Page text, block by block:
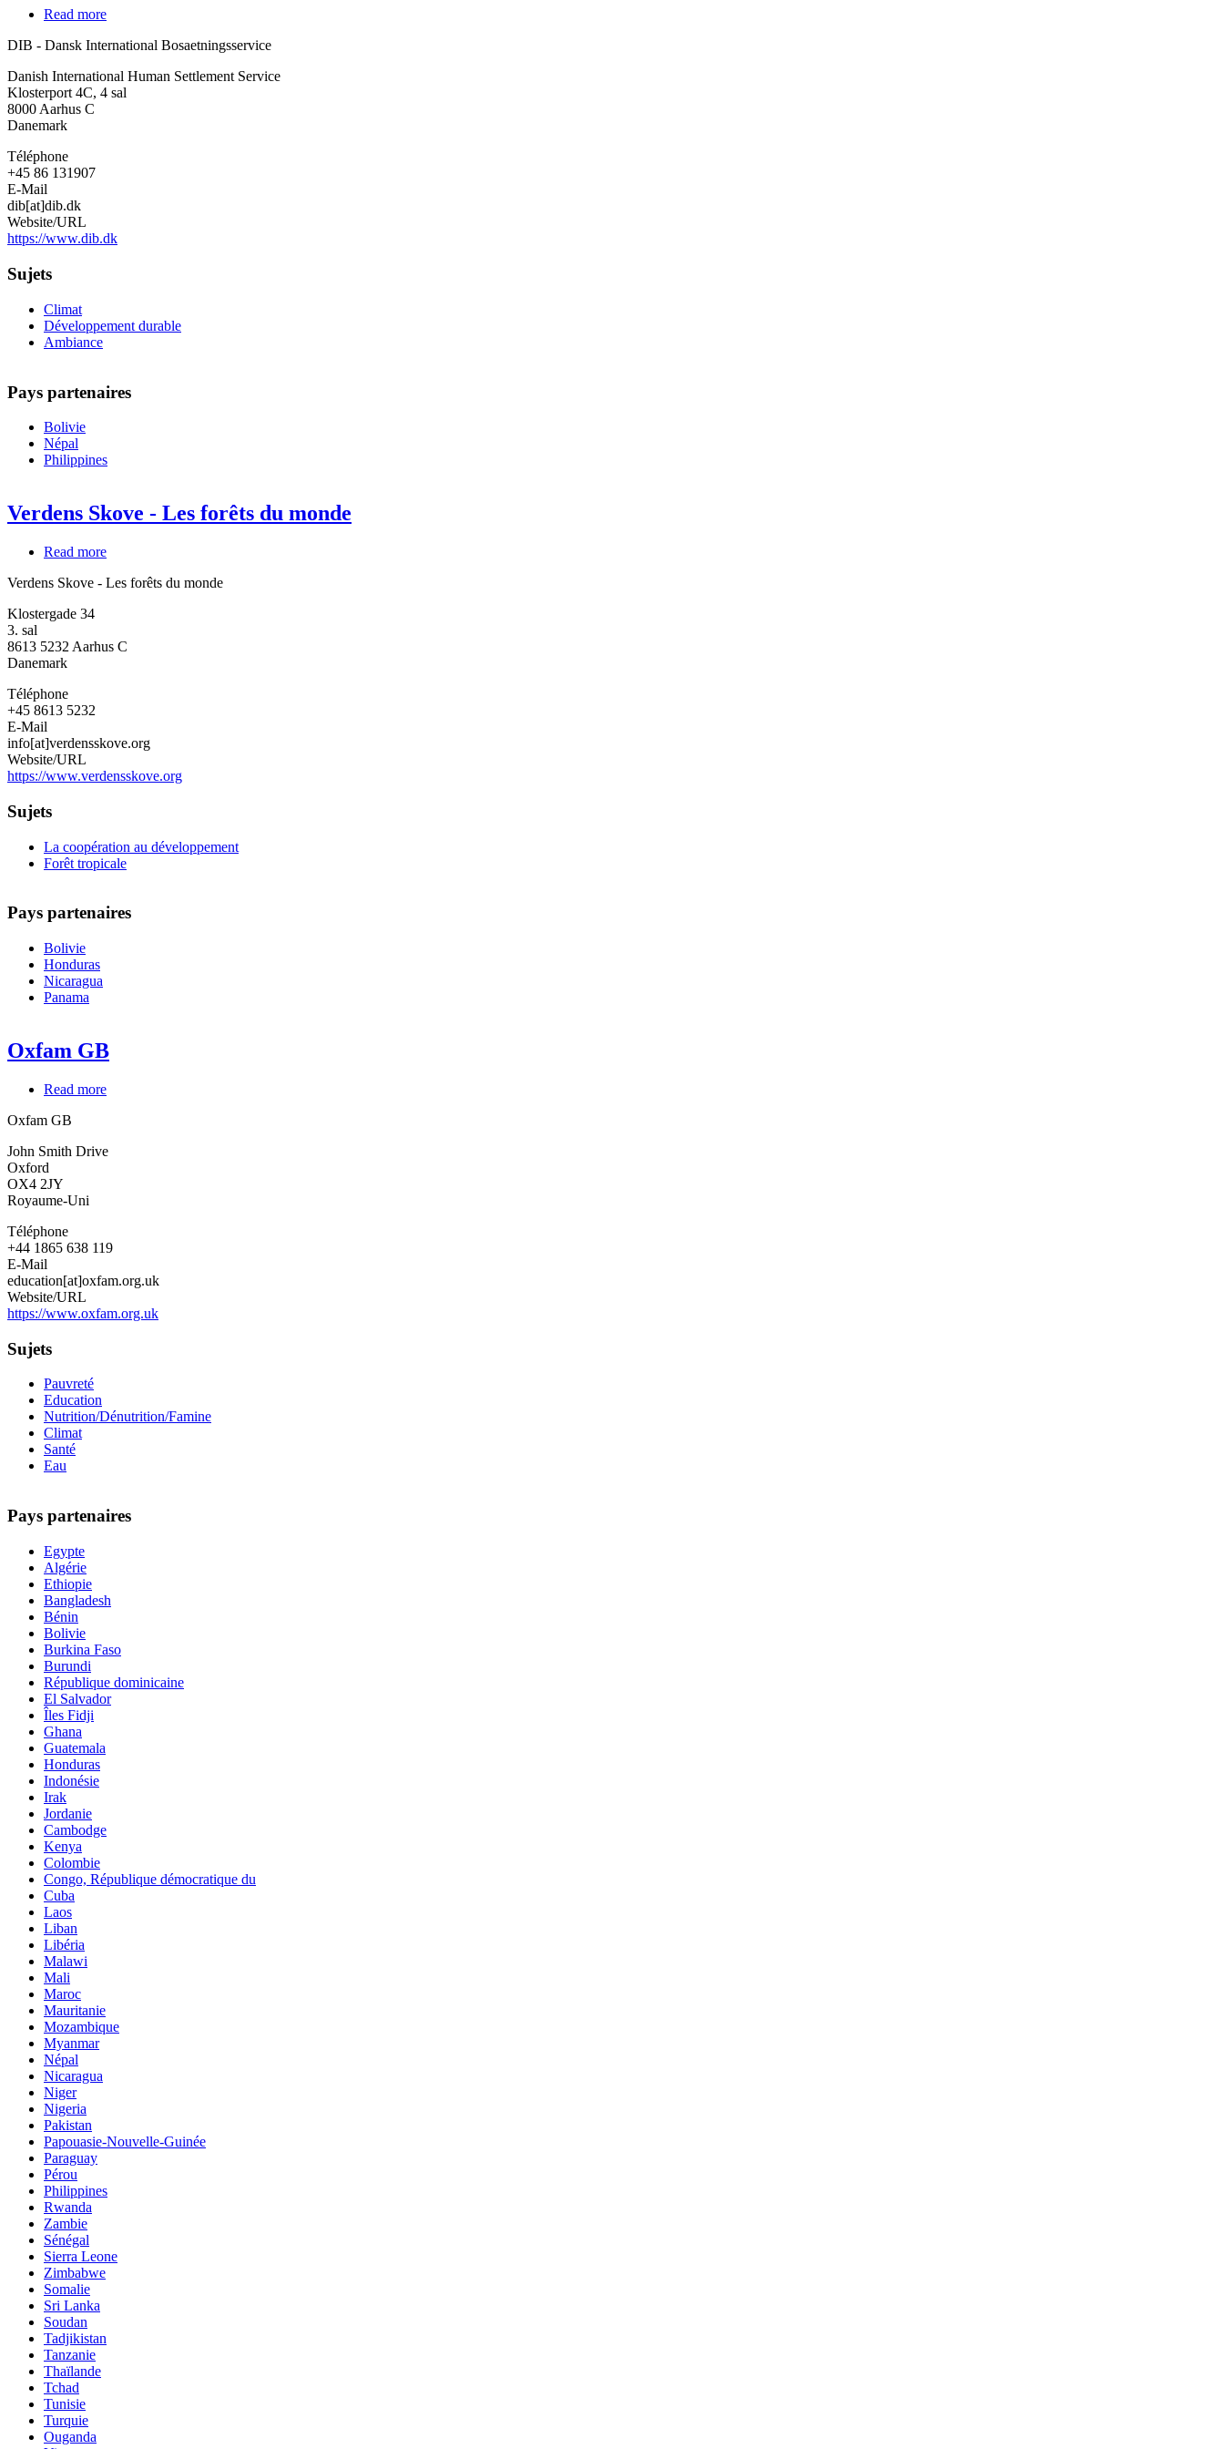
Read more
-
International
Bosaetningsservice
DIB - Dansk International Bosaetningsservice
Danish International Human Settlement Service
Klosterport 4C, 4 sal
8000Aarhus C
Danemark
Téléphone
+45 86 131907
E-Mail
dib[at]dib.dk
Website/URL
https://www.dib.dk
Sujets
Climat
Développement durable
Ambiance
Pays partenaires
Bolivie
Népal
Philippines
Verdens Skove - Les forêts du monde
Read more
Skove
du
Verdens Skove - Les forêts du monde
Klostergade 34
3. sal
8613 5232 Aarhus C
Danemark
Téléphone
+45 8613 5232
E-Mail
info[at]verdensskove.org
Website/URL
https://www.verdensskove.org
Sujets
La coopération au développement
Forêt tropicale
Pays partenaires
Bolivie
Honduras
Nicaragua
Panama
Oxfam GB
Read more
Oxfam GB
John Smith Drive
Oxford
OX4 2JY
Royaume-Uni
Téléphone
+44 1865 638 119
E-Mail
education[at]oxfam.org.uk
Website/URL
https://www.oxfam.org.uk
Sujets
Pauvreté
Education
Nutrition/Dénutrition/Famine
Climat
Santé
Eau
Pays partenaires
Egypte
Algérie
Ethiopie
Bangladesh
Bénin
Bolivie
Burkina Faso
Burundi
République dominicaine
El Salvador
Îles Fidji
Ghana
Guatemala
Honduras
Indonésie
Irak
Jordanie
Cambodge
Kenya
Colombie
Congo, République démocratique du
Cuba
Laos
Liban
Libéria
Malawi
Mali
Maroc
Mauritanie
Mozambique
Myanmar
Népal
Nicaragua
Niger
Nigeria
Pakistan
Papouasie-Nouvelle-Guinée
Paraguay
Pérou
Philippines
Rwanda
Zambie
Sénégal
Sierra Leone
Zimbabwe
Somalie
Sri Lanka
Soudan
Tadjikistan
Tanzanie
Thaïlande
Tchad
Tunisie
Turquie
Ouganda